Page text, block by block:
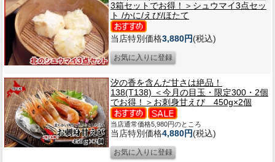
3箱セットでお得！＞シュウマイ3点セッ
ト /かに/えび/ほたて
当店特別価格3,880円(税込)
汐の香を含んだ甘さは絶品！
138(T138) ＜今月の目玉・限定300・2個
でお得！＞お刺身甘えび 450g×2個
当店通常価格5,980円のところ
当店特別価格4,880円(税込)